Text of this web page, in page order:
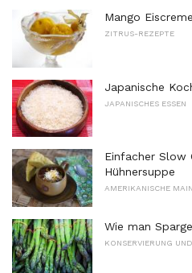
Mango Eiscreme
ZITRUS-REZEPTE
Japanische
JAPANISCHES ESSEN
Einfacher Slow
Hühnersuppe
AMERIKANISCHE
Wie man
KONSERVIERUNG